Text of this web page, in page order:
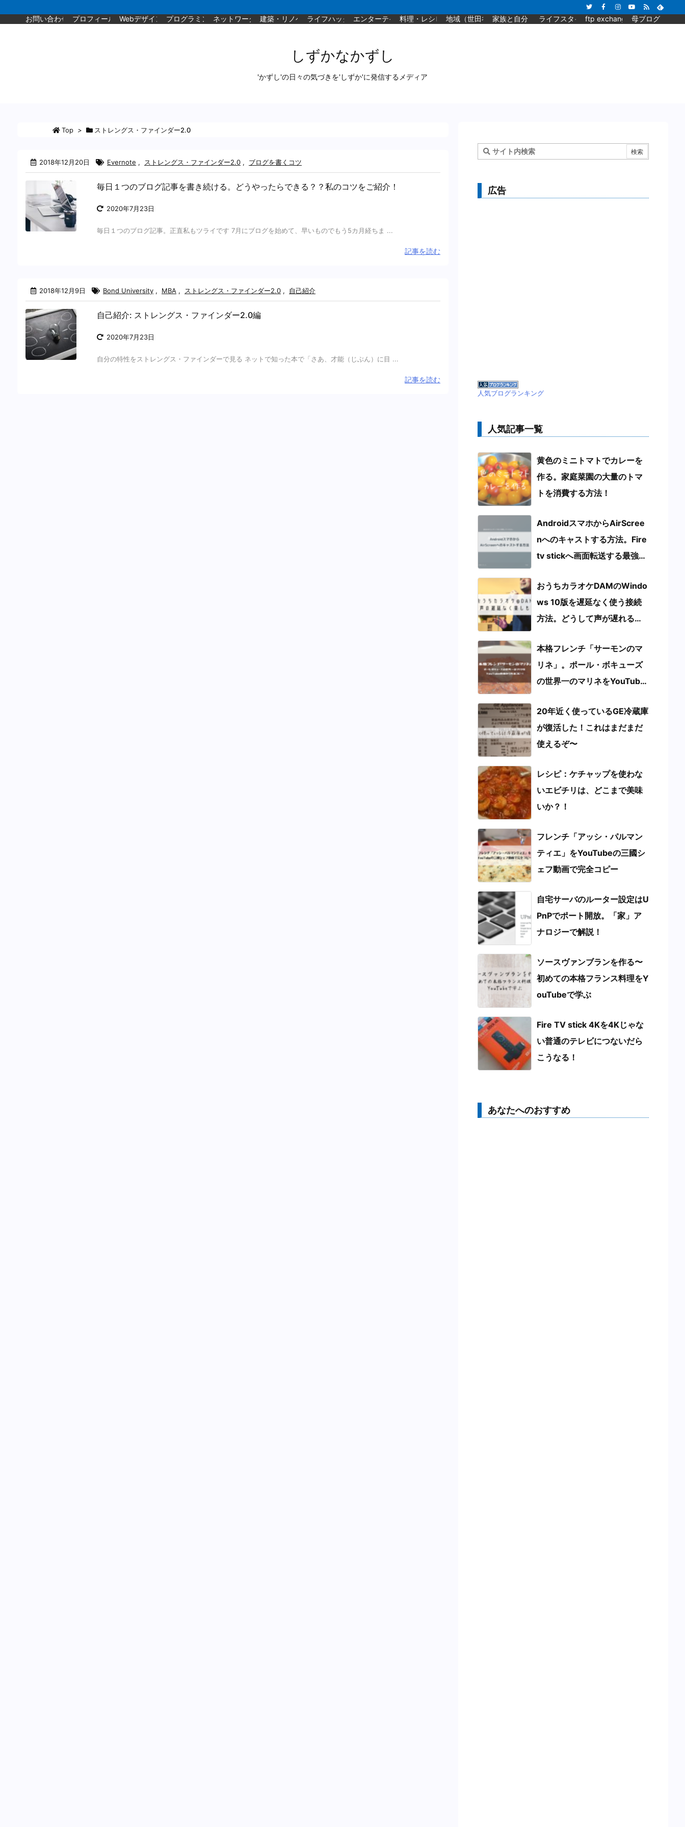
お問い合わせ プロフィール Webデザイン プログラミングネットワーク 建築・リノベ ライフハック エンターテイメント料理・レシピ 地域（世田谷）と旅行
家族と自分 ライフスタイルftp exchange blog母ブログ
しずかなかずし
'かずし'の日々の気づきを'しずか'に発信するメディア
Top > ストレングス・ファインダー2.0
2018年12月20日 Evernote , ストレングス・ファインダー2.0 , ブログを書くコツ
毎日１つのブログ記事を書き続ける。どうやったらできる？？私のコツをご紹介！
2020年7月23日
毎日１つのブログ記事。正直私もツライです 7月にブログを始めて、早いものでもう5カ月経ちま ...
記事を読む
2018年12月9日 Bond University , MBA , ストレングス・ファインダー2.0 , 自己紹介
自己紹介: ストレングス・ファインダー2.0編
2020年7月23日
自分の特性をストレングス・ファインダーで見る ネットで知った本で「さあ、才能（じぶん）に目 ...
記事を読む
広告
人気ブログランキング
人気記事一覧
黄色のミニトマトでカレーを
作る。家庭菜園の大量のトマ
トを消費する方法！
AndroidスマホからAirScree
nへのキャストする方法。Fire
tv stickへ画面転送する最強の
おうちカラオケDAMのWindo
ws 10版を遅延なく使う接続
方法。どうして声が遅れる
本格フレンチ「サーモンのマ
リネ」。ポール・ボキューズ
の世界一のマリネをYouTube
20年近く使っているGE冷蔵庫
が復活した！これはまだまだ
使えるぞ〜
レシピ：ケチャップを使わな
いエビチリは、どこまで美味
いか？！
フレンチ「アッシ・パルマン
ティエ」をYouTubeの三國シ
ェフ動画で完全コピー
自宅サーバのルーター設定はU
PnPでポート開放。「家」ア
ナロジーで解説！
ソースヴァンブランを作る〜
初めての本格フランス料理をY
ouTubeで学ぶ
Fire TV stick 4Kを4Kじゃな
い普通のテレビにつないだら
こうなる！
あなたへのおすすめ